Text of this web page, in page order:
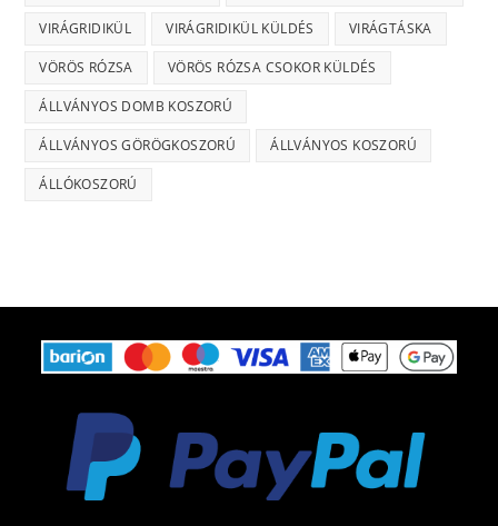
VIRÁGRIDIKÜL VIRÁGRIDIKÜL KÜLDÉS VIRÁGTÁSKA
VÖRÖS RÓZSA VÖRÖS RÓZSA CSOKOR KÜLDÉS
ÁLLVÁNYOS DOMB KOSZORÚ
ÁLLVÁNYOS GÖRÖGKOSZORÚ ÁLLVÁNYOS KOSZORÚ
ÁLLÓKOSZORÚ